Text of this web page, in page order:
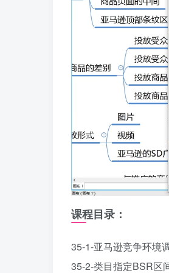
课程目录：
35-1-亚马逊竞争环境
35-2-类目指定BSR区